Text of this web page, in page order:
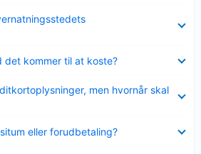
det kommer til at koste?
men hvornår skal
eller forudbetaling?